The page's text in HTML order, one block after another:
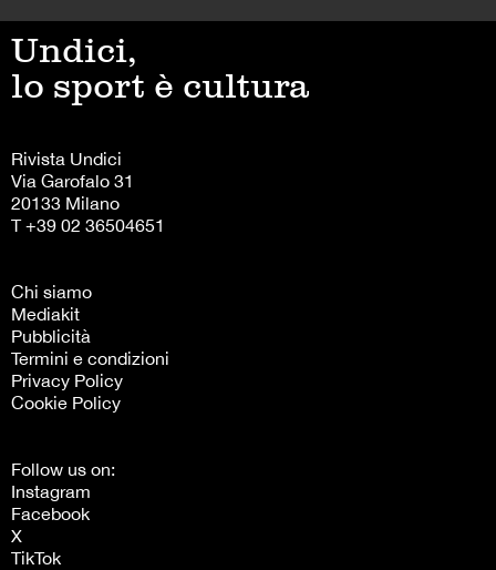
Undici,
lo sport è cultura
Rivista Undici
Via Garofalo 31
20133 Milano
T +39 02 36504651
Chi siamo
Mediakit
Pubblicità
Termini e condizioni
Privacy Policy
Cookie Policy
Follow us on:
Instagram
Facebook
X
TikTok